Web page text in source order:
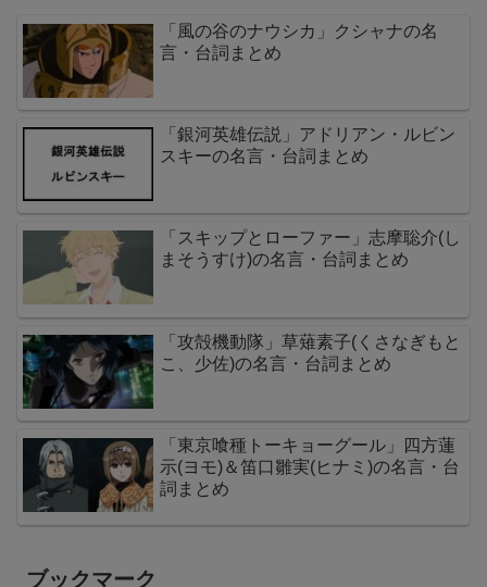
「風の谷のナウシカ」クシャナの名
言・台詞まとめ
「銀河英雄伝説」アドリアン・ルビン
スキーの名言・台詞まとめ
「スキップとローファー」志摩聡介(し
まそうすけ)の名言・台詞まとめ
「攻殻機動隊」草薙素子(くさなぎもと
こ、少佐)の名言・台詞まとめ
「東京喰種トーキョーグール」四方蓮
示(ヨモ)＆笛口雛実(ヒナミ)の名言・台
詞まとめ
ブックマーク